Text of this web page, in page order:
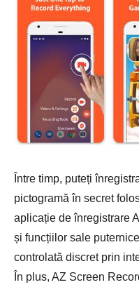
Între timp, puteți
pictogramă în secret
aplicație de înregistrare
și funcțiilor sale
controlată discret prin
În plus, AZ Screen